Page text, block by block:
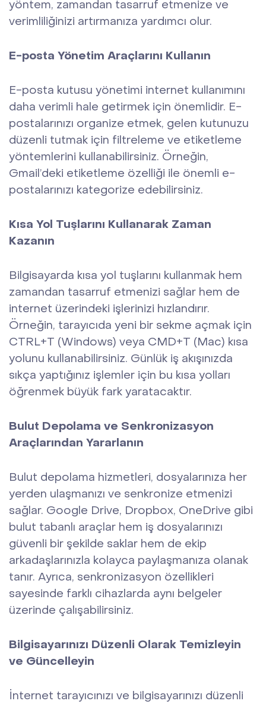
yöntem, zamandan tasarruf etmenize ve
verimliliğinizi artırmanıza yardımcı olur.
E-posta Yönetim Araçlarını Kullanın
E-posta kutusu yönetimi internet kullanımını
daha verimli hale getirmek için önemlidir. E-
postalarınızı organize etmek, gelen kutunuzu
düzenli tutmak için filtreleme ve etiketleme
yöntemlerini kullanabilirsiniz. Örneğin,
Gmail’deki etiketleme özelliği ile önemli e-
postalarınızı kategorize edebilirsiniz.
Kısa Yol Tuşlarını Kullanarak Zaman
Kazanın
Bilgisayarda kısa yol tuşlarını kullanmak hem
zamandan tasarruf etmenizi sağlar hem de
internet üzerindeki işlerinizi hızlandırır.
Örneğin, tarayıcıda yeni bir sekme açmak için
CTRL+T (Windows) veya CMD+T (Mac) kısa
yolunu kullanabilirsiniz. Günlük iş akışınızda
sıkça yaptığınız işlemler için bu kısa yolları
öğrenmek büyük fark yaratacaktır.
Bulut Depolama ve Senkronizasyon
Araçlarından Yararlanın
Bulut depolama hizmetleri, dosyalarınıza her
yerden ulaşmanızı ve senkronize etmenizi
sağlar. Google Drive, Dropbox, OneDrive gibi
bulut tabanlı araçlar hem iş dosyalarınızı
güvenli bir şekilde saklar hem de ekip
arkadaşlarınızla kolayca paylaşmanıza olanak
tanır. Ayrıca, senkronizasyon özellikleri
sayesinde farklı cihazlarda aynı belgeler
üzerinde çalışabilirsiniz.
Bilgisayarınızı Düzenli Olarak Temizleyin
ve Güncelleyin
İnternet tarayıcınızı ve bilgisayarınızı düzenli